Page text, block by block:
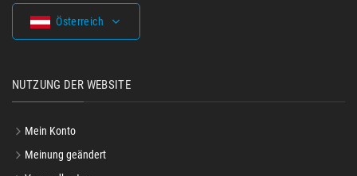
Österreich
NUTZUNG DER WEBSITE
Mein Konto
Meinung geändert